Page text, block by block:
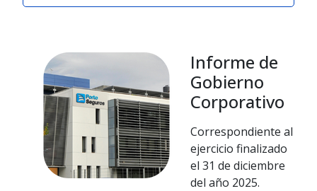
Informe de
Gobierno
Corporativo
Correspondiente al
ejercicio finalizado
el 31 de diciembre
del año 2025.